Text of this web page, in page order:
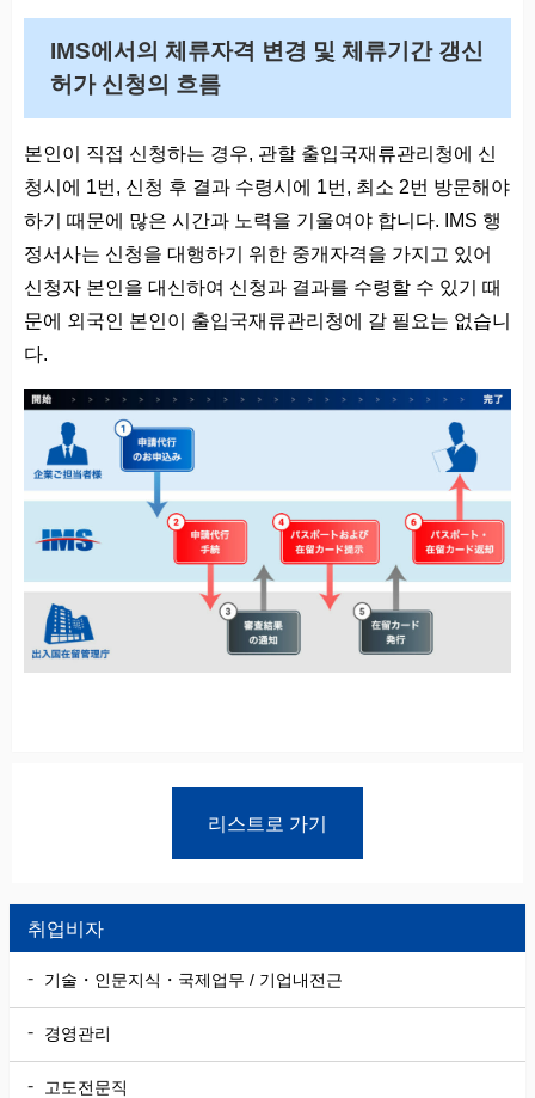
IMS에서의 체류자격 변경 및 체류기간 갱신
허가 신청의 흐름
본인이 직접 신청하는 경우, 관할 출입국재류관리청에 신
청시에 1번, 신청 후 결과 수령시에 1번, 최소 2번 방문해야
하기 때문에 많은 시간과 노력을 기울여야 합니다. IMS 행
정서사는 신청을 대행하기 위한 중개자격을 가지고 있어
신청자 본인을 대신하여 신청과 결과를 수령할 수 있기 때
문에 외국인 본인이 출입국재류관리청에 갈 필요는 없습니
다.
리스트로 가기
취업비자
기술・인문지식・국제업무 / 기업내전근
경영관리
고도전문직